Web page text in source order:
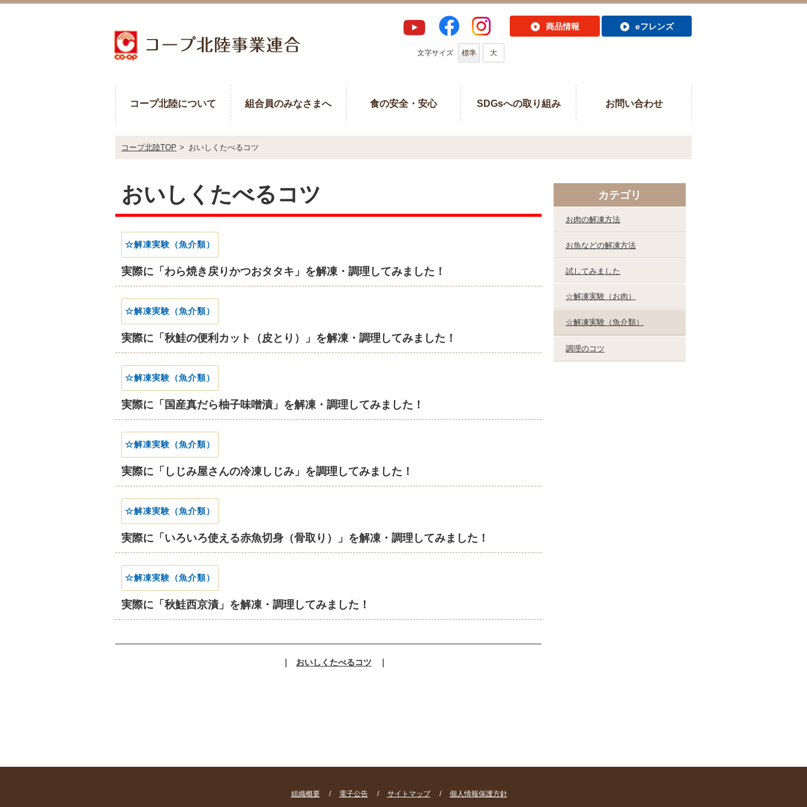
商品情報 eフレンズ
文字サイズ 標準 大
コープ北陸について 組合員のみなさまへ 食の安全・安心 SDGsへの取り組み お問い合わせ
コープ北陸TOP > おいしくたべるコツ
おいしくたべるコツ
☆解凍実験（魚介類）
実際に「わら焼き戻りかつおタタキ」を解凍・調理してみました！
☆解凍実験（魚介類）
実際に「秋鮭の便利カット（皮とり）」を解凍・調理してみました！
☆解凍実験（魚介類）
実際に「国産真だら柚子味噌漬」を解凍・調理してみました！
☆解凍実験（魚介類）
実際に「しじみ屋さんの冷凍しじみ」を調理してみました！
☆解凍実験（魚介類）
実際に「いろいろ使える赤魚切身（骨取り）」を解凍・調理してみました！
☆解凍実験（魚介類）
実際に「秋鮭西京漬」を解凍・調理してみました！
おいしくたべるコツ
カテゴリ
お肉の解凍方法
お魚などの解凍方法
試してみました
☆解凍実験（お肉）
☆解凍実験（魚介類）
調理のコツ
組織概要 / 電子公告 / サイトマップ / 個人情報保護方針